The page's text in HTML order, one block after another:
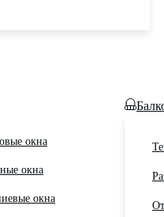
окна
окна
окна